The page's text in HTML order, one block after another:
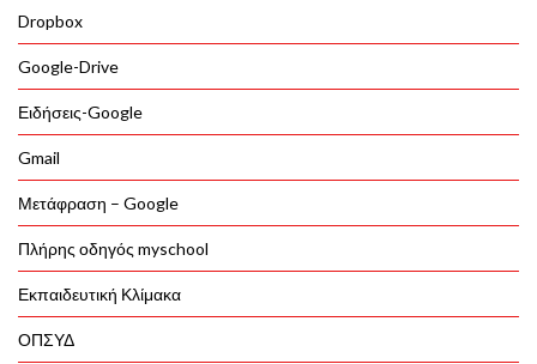
Dropbox
Google-Drive
Ειδήσεις-Google
Gmail
Μετάφραση – Google
Πλήρης οδηγός myschool
Εκπαιδευτική Κλίμακα
ΟΠΣΥΔ